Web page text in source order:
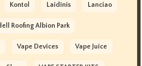
Kontol Laidinis Lanciao
Roofing Albion Park
Vape Devices Vape Juice